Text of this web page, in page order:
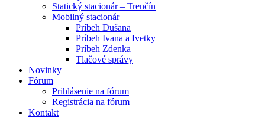
Statický stacionár – Trenčín
Mobilný stacionár
Príbeh Dušana
Príbeh Ivana a Ivetky
Príbeh Zdenka
Tlačové správy
Novinky
Fórum
Prihlásenie na fórum
Registrácia na fórum
Kontakt